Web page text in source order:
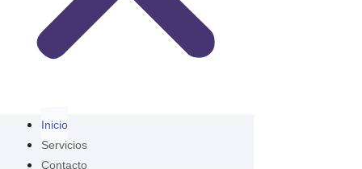
Inicio
Servicios
Contacto